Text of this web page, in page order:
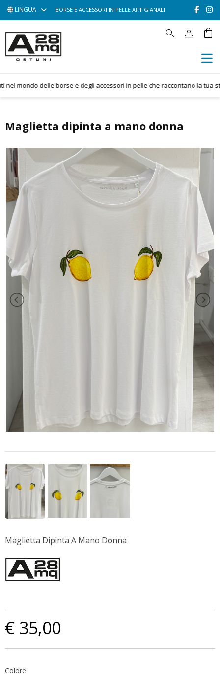
HOME
ACCESSORI
LINGUA BORSE E ACCESSORI IN PELLE ARTIGIANALI
search person shopping_bag
mondo delle borse e degli accessori in pelle che raccontano la tua
Maglietta dipinta a mano donna
Maglietta Dipinta A Mano Donna
€ 35,00
Colore